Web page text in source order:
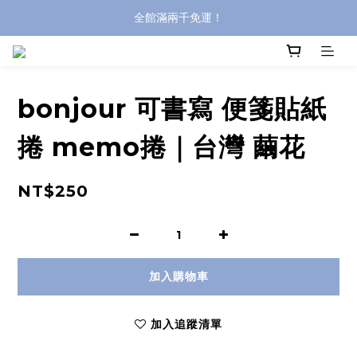
全館滿兩千免運！
全館滿兩千免運！
bonjour 可書寫 便箋貼紙
捲 memo捲｜台灣 繭花
NT$250
加入購物車
加入追蹤清單